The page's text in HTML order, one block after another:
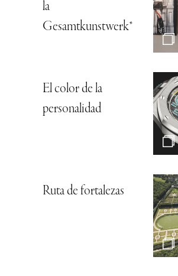
la
Gesamtkunstwerk*
El color de la
personalidad
Ruta de fortalezas